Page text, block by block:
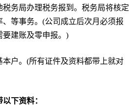
务局办理税务报到。税务局将核定
等事务。(公司成立后次月必须报
要建账及零申报。)
户。(所有证件及资料都带上就对
下资料：